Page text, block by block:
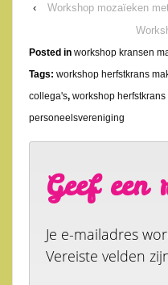
‹
Workshop mozaïeken
Posted in workshop kransen
Tags: workshop herfstkrans
collega's, workshop herfstkrans
personeelsvereniging
Geef een
Je e-mailadres
Vereiste velden